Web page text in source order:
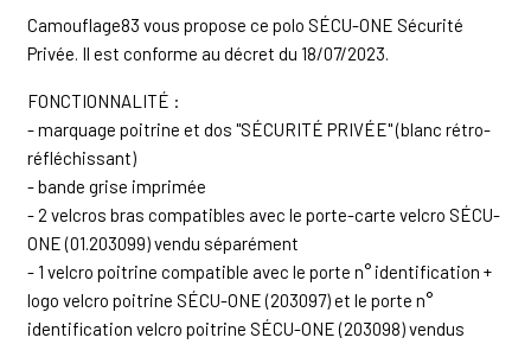
Camouflage83 vous propose ce polo SÉCU-ONE Sécurité
Privée. Il est conforme au décret du 18/07/2023.
FONCTIONNALITÉ :
- marquage poitrine et dos "SÉCURITÉ PRIVÉE" (blanc rétro-
réfléchissant)
- bande grise imprimée
- 2 velcros bras compatibles avec le porte-carte velcro SÉCU-
ONE (01.203099) vendu séparément
- 1 velcro poitrine compatible avec le porte n° identification +
logo velcro poitrine SÉCU-ONE (203097) et le porte n°
identification velcro poitrine SÉCU-ONE (203098) vendus